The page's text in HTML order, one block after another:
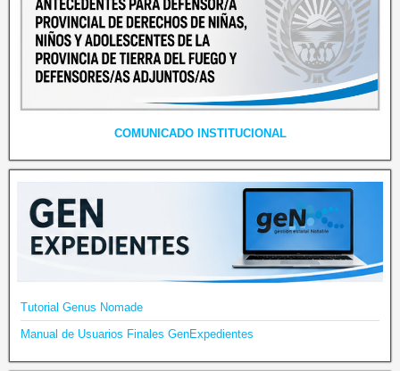
COMUNICADO INSTITUCIONAL
Tutorial Genus Nomade
Manual de Usuarios Finales GenExpedientes